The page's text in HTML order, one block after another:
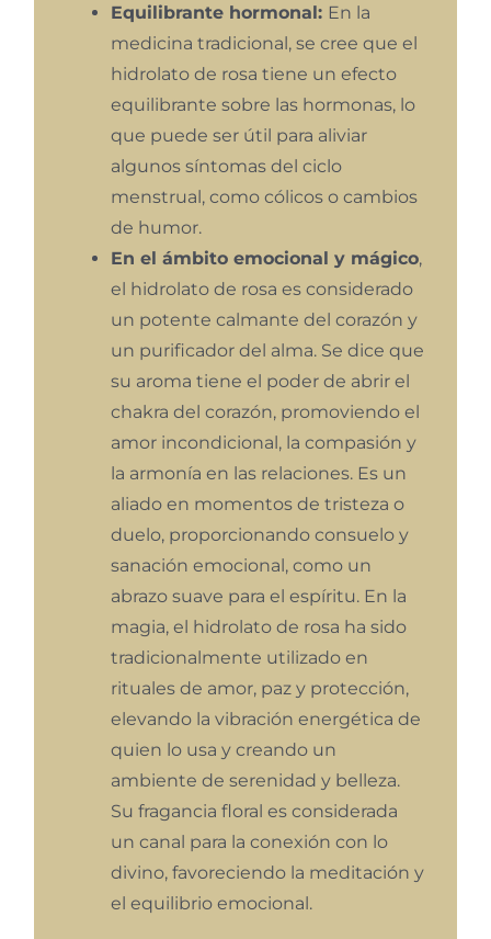
Equilibrante hormonal: En la
medicina tradicional, se cree que el
hidrolato de rosa tiene un efecto
equilibrante sobre las hormonas, lo
que puede ser útil para aliviar
algunos síntomas del ciclo
menstrual, como cólicos o cambios
de humor.
En el ámbito emocional y mágico,
el hidrolato de rosa es considerado
un potente calmante del corazón y
un purificador del alma. Se dice que
su aroma tiene el poder de abrir el
chakra del corazón, promoviendo el
amor incondicional, la compasión y
la armonía en las relaciones. Es un
aliado en momentos de tristeza o
duelo, proporcionando consuelo y
sanación emocional, como un
abrazo suave para el espíritu. En la
magia, el hidrolato de rosa ha sido
tradicionalmente utilizado en
rituales de amor, paz y protección,
elevando la vibración energética de
quien lo usa y creando un
ambiente de serenidad y belleza.
Su fragancia floral es considerada
un canal para la conexión con lo
divino, favoreciendo la meditación y
el equilibrio emocional.